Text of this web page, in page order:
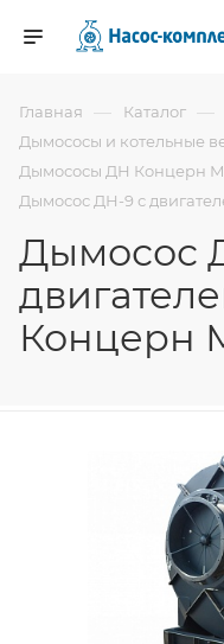
Главная — Каталог —
Дымососы и котельные
Дымососы ДН Концерн
Дымосос ДН-9 с
Дымосос
Концерн